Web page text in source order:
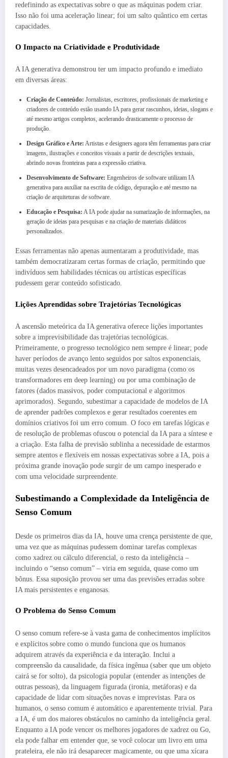
redefinindo as expectativas sobre o que as máquinas podem criar.
Isso não foi uma aceleração linear; foi um salto quântico em certas
capacidades.
O Impacto na Criatividade e Produtividade
A IA generativa demonstrou ter um impacto profundo e imediato
em diversas áreas:
Criação de Conteúdo: Jornalistas, escritores, profissionais de marketing e
criadores de conteúdo estão usando IA para gerar rascunhos, ideias, slogans e
até mesmo artigos completos, acelerando drasticamente o processo de
produção.
Design Gráfico e Arte: Artistas e designers agora têm ferramentas para criar
imagens, ilustrações e conceitos visuais a partir de descrições textuais,
abrindo novas fronteiras para a expressão criativa.
Desenvolvimento de Software: Engenheiros de software utilizam IA
generativa para auxiliar na escrita de código, depuração e até mesmo na
criação de arquiteturas de software.
Educação e Pesquisa: A IA pode ajudar na sumarização de informações, na
geração de ideias para pesquisas e na criação de materiais didáticos
personalizados.
Essas ferramentas não apenas aumentaram a produtividade, mas
também democratizaram certas formas de criação, permitindo que
indivíduos sem habilidades técnicas ou artísticas específicas
pudessem gerar conteúdo sofisticado.
Lições Aprendidas sobre Trajetórias Tecnológicas
A ascensão meteórica da IA generativa oferece lições importantes
sobre a imprevisibilidade das trajetórias tecnológicas.
Primeiramente, o progresso tecnológico nem sempre é linear; pode
haver períodos de avanço lento seguidos por saltos exponenciais,
muitas vezes desencadeados por um novo paradigma (como os
transformadores em deep learning) ou por uma combinação de
fatores (dados massivos, poder computacional e algoritmos
aprimorados). Segundo, subestimar a capacidade de modelos de IA
de aprender padrões complexos e gerar resultados coerentes em
domínios criativos foi um erro comum. O foco em tarefas lógicas e
de resolução de problemas ofuscou o potencial da IA para a síntese e
a criação. Esta falha de previsão sublinha a necessidade de estarmos
sempre atentos e flexíveis em nossas expectativas sobre a IA, pois a
próxima grande inovação pode surgir de um campo inesperado e
com uma velocidade surpreendente.
Subestimando a Complexidade da Inteligência de
Senso Comum
Desde os primeiros dias da IA, houve uma crença persistente de que,
uma vez que as máquinas pudessem dominar tarefas complexas
como xadrez ou cálculo diferencial, o resto da inteligência –
incluindo o “senso comum” – viria em seguida, quase como um
bônus. Essa suposição provou ser uma das previsões erradas sobre
IA mais persistentes e enganosas.
O Problema do Senso Comum
O senso comum refere-se à vasta gama de conhecimentos implícitos
e explícitos sobre como o mundo funciona que os humanos
adquirem através da experiência e da interação. Inclui a
compreensão da causalidade, da física ingênua (saber que um objeto
cairá se for solto), da psicologia popular (entender as intenções de
outras pessoas), da linguagem figurada (ironia, metáforas) e da
capacidade de lidar com situações novas e imprevistas. Para os
humanos, o senso comum é automático e aparentemente trivial. Para
a IA, é um dos maiores obstáculos no caminho da inteligência geral.
Enquanto a IA pode vencer os melhores jogadores de xadrez ou Go,
ela pode falhar em entender que, se você colocar um livro em uma
prateleira, ele não irá desaparecer magicamente, ou que uma xícara